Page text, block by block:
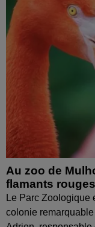
Au zoo de
flamants rouges
Le Parc Zoologique
colonie